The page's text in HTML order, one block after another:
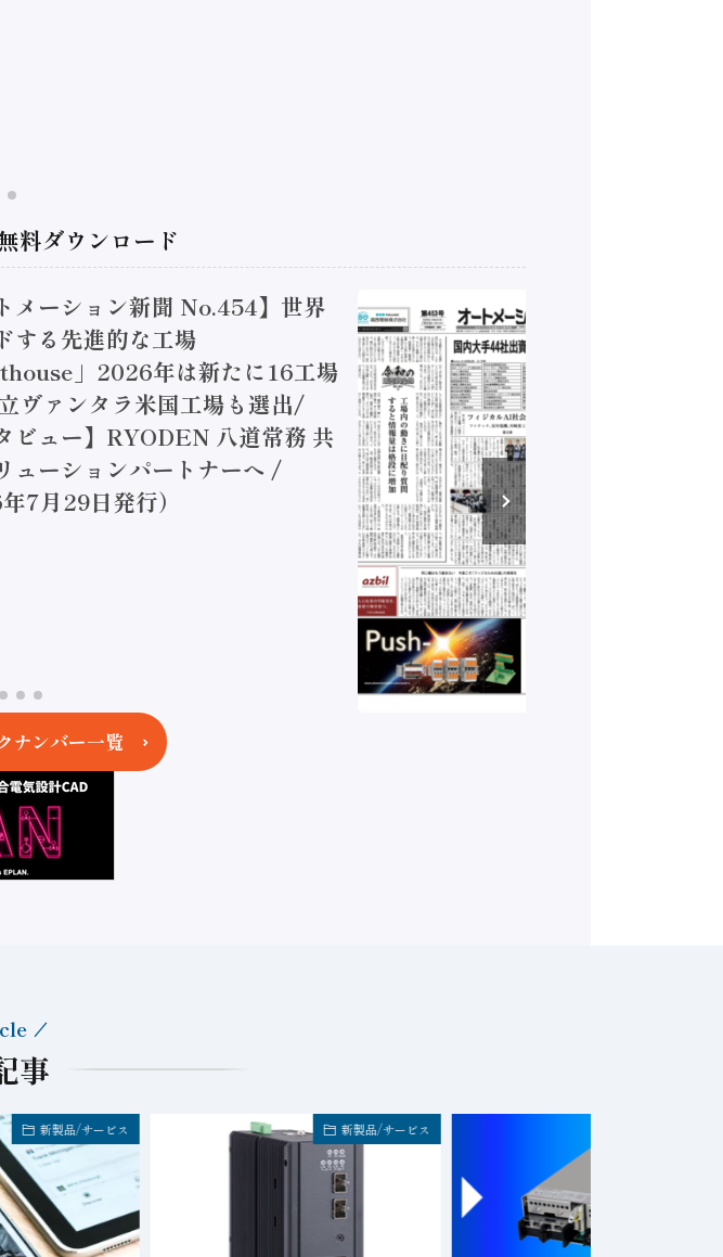
料ダウンロード
メーション新聞 No.454】世界
する先進的な工場
」2026年は新たに16工場
ヴァンタラ米国工場も選出/
ビュー】RYODEN 八道常務 共
ューションパートナーへ /
7月29日発行）
ナンバー一覧
事
新製品/サービス 新製品/サービス